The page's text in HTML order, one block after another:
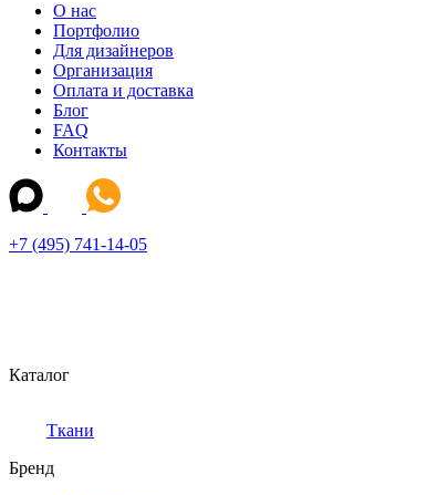
О нас
Портфолио
Для дизайнеров
Организация
Оплата и доставка
Блог
FAQ
Контакты
+7 (495) 741-14-05
Каталог
Ткани
Бренд